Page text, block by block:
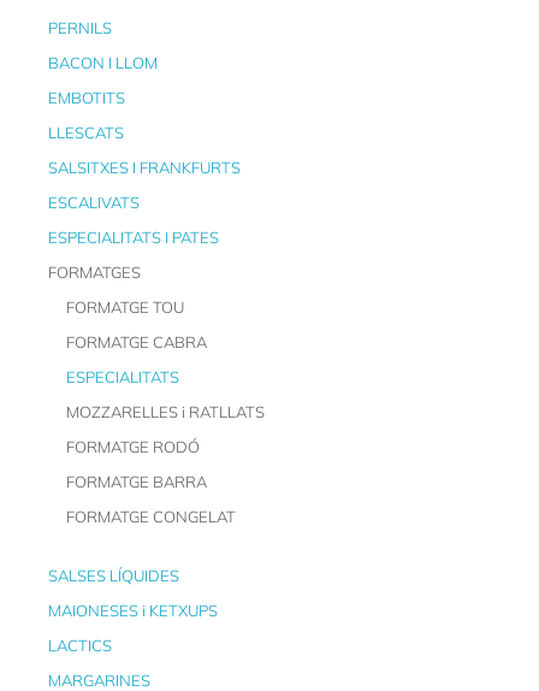
PERNILS
BACON I LLOM
EMBOTITS
LLESCATS
SALSITXES I FRANKFURTS
ESCALIVATS
ESPECIALITATS I PATES
FORMATGES
FORMATGE TOU
FORMATGE CABRA
ESPECIALITATS
MOZZARELLES i RATLLATS
FORMATGE RODÓ
FORMATGE BARRA
FORMATGE CONGELAT
SALSES LÍQUIDES
MAIONESES i KETXUPS
LACTICS
MARGARINES